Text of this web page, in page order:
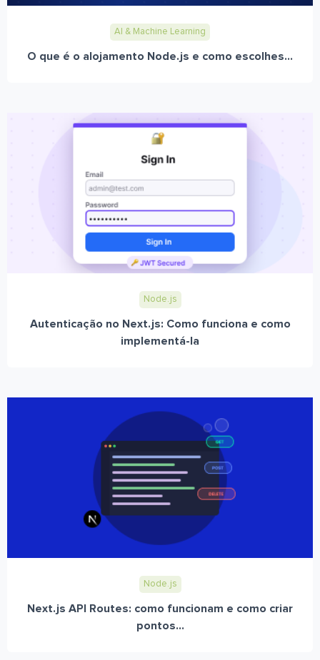
AI & Machine Learning
O que é o alojamento Node.js e como escolhes...
Node.js
Autenticação no Next.js: Como funciona e como
implementá-la
Node.js
Next.js API Routes: como funcionam e como criar
pontos...